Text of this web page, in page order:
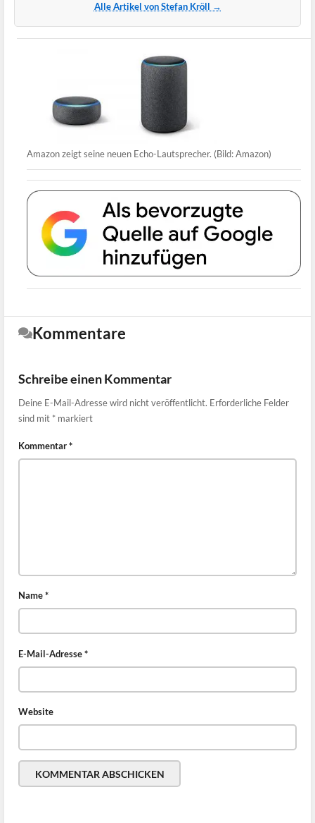
Alle Artikel von Stefan Kröll →
Amazon zeigt seine neuen Echo-Lautsprecher. (Bild: Amazon)
Kommentare
Schreibe einen Kommentar
Deine E-Mail-Adresse wird nicht veröffentlicht. Erforderliche Felder
sind mit * markiert
Kommentar*
Name*
E-Mail-Adresse*
Website